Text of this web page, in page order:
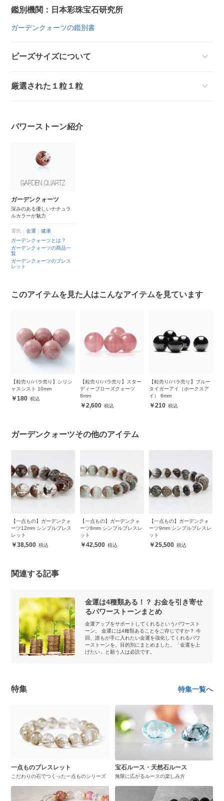
鑑別機関：日本彩珠宝石研究所
ガーデンクォーツの鑑別書
ビーズサイズについて
厳選された１粒１粒
パワーストーン紹介
ガーデンクォーツ
深みのある優しいナチュラ
ルカラーが魅力
運気：金運 ｜健康
ガーデンクォーツとは？
ガーデンクォーツの商品一
覧
ガーデンクォーツのブレス
レット
このアイテムを見た人はこんなアイテムを見ています
【粒売り/バラ売り】シリシ
ャスシスト 10mm
180
【粒売り/バラ売り】スター
ディープローズクォーツ
8mm
2,600
【粒売り/バラ売り】ブルー
タイガーアイ（ホークスア
イ） 6mm
210
ガーデンクォーツその他のアイテム
【一点もの】ガーデンクォ
ーツ12mm シンプルブレス
レット
38,500
【一点もの】ガーデンクォ
ーツ8mm シンプルブレスレ
ット
42,500
【一点もの】ガーデンクォ
ーツ9mm シンプルブレスレ
ット
25,500
関連する記事
金運は4種類ある！？ お金を引き寄せ
るパワーストーンまとめ
金運アップをサポートしてくれるというパワースト
ーン。 金運には4種類あることをご存じですか？ 今
回、誰もが手に入れたい金運を強化してくれるパワ
ーストーンを、目的別にまとめました。「金運を上
げたい」と願う人は必読です。
特集 特集一覧へ
一点ものブレスレット
こだわりの石でつくった一点ものシリーズ
宝石ルース・天然石ルース
無限に広がるルースの楽しみ方